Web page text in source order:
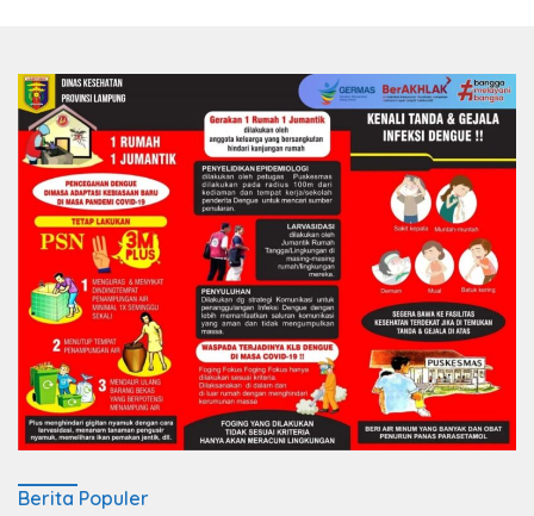
Berita Populer